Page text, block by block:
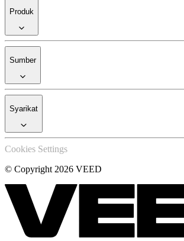
Produk
Sumber
Syarikat
Cookies Settings
© Copyright 2026 VEED